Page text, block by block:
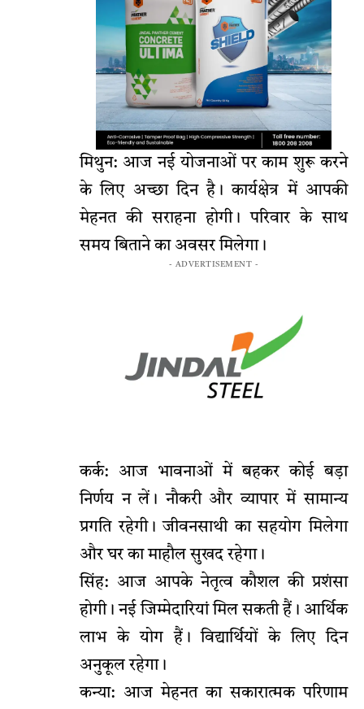
मिथुन: आज नई योजनाओं पर काम शुरू करने
के लिए अच्छा दिन है। कार्यक्षेत्र में आपकी
मेहनत की सराहना होगी। परिवार के साथ
समय बिताने का अवसर मिलेगा।
- ADVERTISEMENT -
कर्क: आज भावनाओं में बहकर कोई बड़ा
निर्णय न लें। नौकरी और व्यापार में सामान्य
प्रगति रहेगी। जीवनसाथी का सहयोग मिलेगा
और घर का माहौल सुखद रहेगा।
सिंह: आज आपके नेतृत्व कौशल की प्रशंसा
होगी। नई जिम्मेदारियां मिल सकती हैं। आर्थिक
लाभ के योग हैं। विद्यार्थियों के लिए दिन
अनुकूल रहेगा।
कन्या: आज मेहनत का सकारात्मक परिणाम